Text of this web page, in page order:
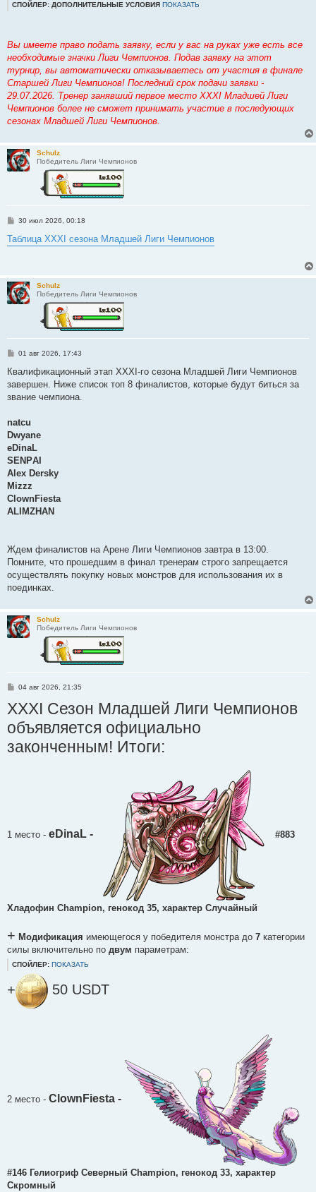
СПОЙЛЕР: ДОПОЛНИТЕЛЬНЫЕ УСЛОВИЯ ПОКАЗАТЬ
Вы имеете право подать заявку, если у вас на руках уже есть все
необходимые значки Лиги Чемпионов. Подав заявку на этот
турнир, вы автоматически отказываетесь от участия в финале
Старшей Лиги Чемпионов! Последний срок подачи заявки -
29.07.2026. Тренер занявший первое место XXXI Младшей Лиги
Чемпионов более не сможет принимать участие в последующих
сезонах Младшей Лиги Чемпионов.
Schulz
Победитель Лиги Чемпионов
С
о
б
и
е
30 июл 2026, 00:18
Таблица XXXI сезона Младшей Лиги Чемпионов
Schulz
Победитель Лиги Чемпионов
С
о
щ
е
е
01 авг 2026, 17:43
Квалификационный этап XXXI-го сезона Младшей Лиги Чемпионов
завершен. Ниже список топ 8 финалистов, которые будут биться за
звание чемпиона.
natcu
Dwyane
eDinaL
SЕNPАI
Alex Dersky
Mizzz
ClownFiesta
ALIMZHAN
Ждем финалистов на Арене Лиги Чемпионов завтра в 13:00.
Помните, что прошедшим в финал тренерам строго запрещается
осуществлять покупку новых монстров для использования их в
поединках.
Schulz
Победитель Лиги Чемпионов
С
о
б
е
и
е
04 авг 2026, 21:35
XXXI Сезон Младшей Лиги Чемпионов
объявляется официально
законченным! Итоги:
1 место - eDinaL - #883
Хладофин Champion, генокод 35, характер Случайный
+ Модификация имеющегося у победителя монстра до 7 категории
силы включительно по двум параметрам:
СПОЙЛЕР: ПОКАЗАТЬ
+ 50 USDT
2 место - ClownFiesta -
#146 Гелиогриф Северный Champion, генокод 33, характер
Cкромный